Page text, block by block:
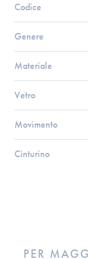
Codice
Genere
Materiale
Vetro
Movimento
Cinturino
PER